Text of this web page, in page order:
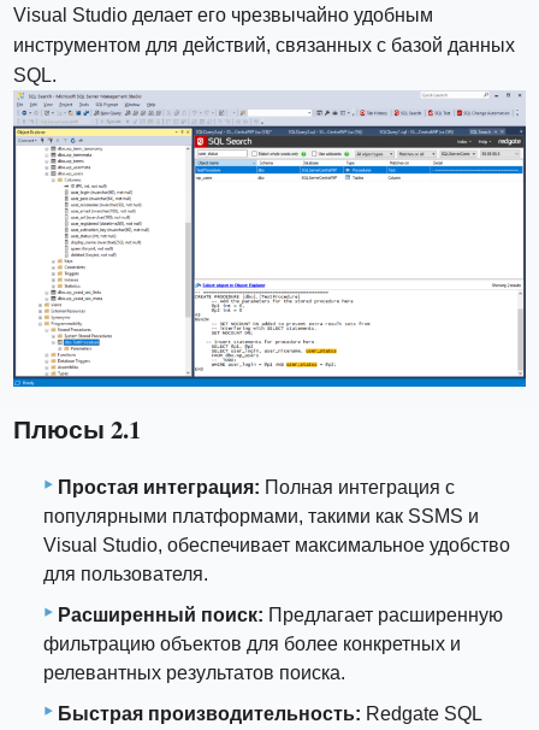
Visual Studio делает его чрезвычайно удобным
инструментом для действий, связанных с базой данных
SQL.
Плюсы 2.1
Простая интеграция: Полная интеграция с
популярными платформами, такими как SSMS и
Visual Studio, обеспечивает максимальное удобство
для пользователя.
Расширенный поиск: Предлагает расширенную
фильтрацию объектов для более конкретных и
релевантных результатов поиска.
Быстрая производительность: Redgate SQL